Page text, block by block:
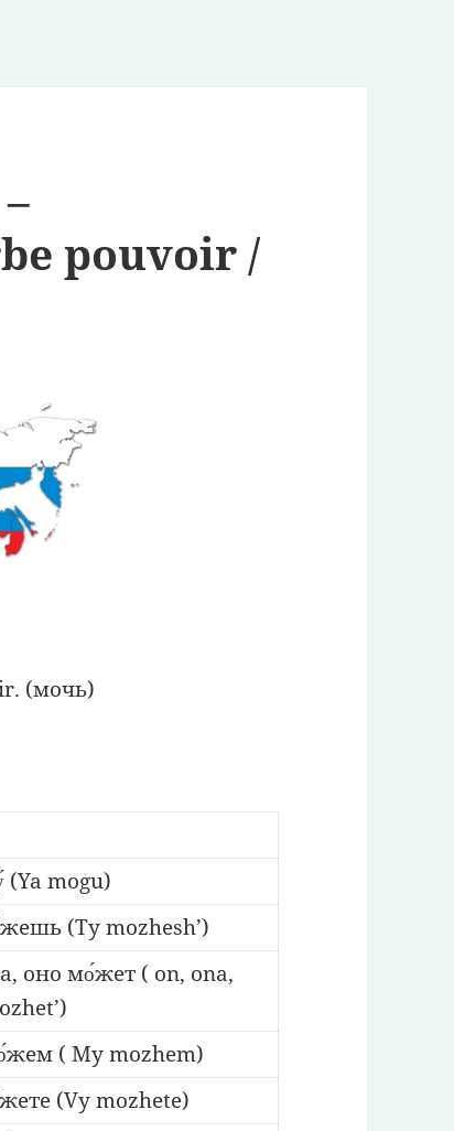
pouvoir /
(мочь)
(Ya mogu)
(Ty mozhesh’)
оно мо́жет ( on, ona,
( My mozhem)
(Vy mozhete)